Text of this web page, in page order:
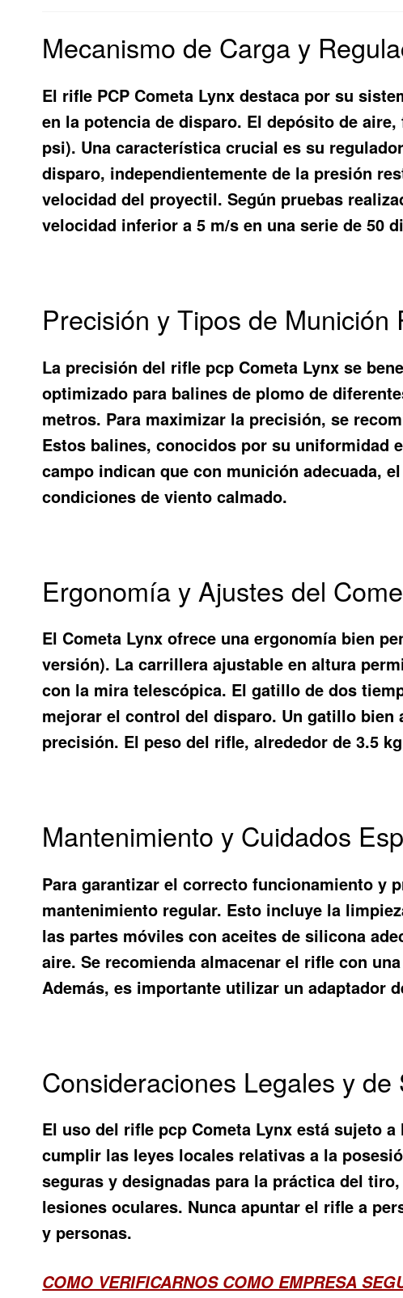
Mecanismo de Carga y
El rifle PCP Cometa Lynx destaca por su
en la potencia de disparo. El depósito de
psi). Una característica crucial es su
disparo, independientemente de la presión
velocidad del proyectil. Según pruebas
velocidad inferior a 5 m/s en una serie de 50
Precisión y Tipos de
La precisión del rifle pcp Cometa Lynx se
optimizado para balines de plomo de
metros. Para maximizar la precisión, se
Estos balines, conocidos por su uniformidad
campo indican que con munición adecuada,
condiciones de viento calmado.
Ergonomía y Ajustes del
El Cometa Lynx ofrece una ergonomía bien
versión). La carrillera ajustable en altura
con la mira telescópica. El gatillo de dos
mejorar el control del disparo. Un gatillo
precisión. El peso del rifle, alrededor de 3.5
Mantenimiento y Cuidados
Para garantizar el correcto funcionamiento y
mantenimiento regular. Esto incluye la
las partes móviles con aceites de silicona
aire. Se recomienda almacenar el rifle con
Además, es importante utilizar un adaptador
Consideraciones Legales y
El uso del rifle pcp Cometa Lynx está sujeto
cumplir las leyes locales relativas a la
seguras y designadas para la práctica del
lesiones oculares. Nunca apuntar el rifle a
y personas.
COMO VERIFICARNOS COMO EMPRESA